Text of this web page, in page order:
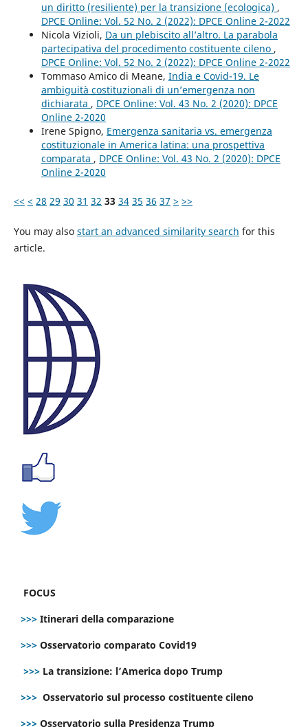
un diritto (resiliente) per la transizione (ecologica) ,
DPCE Online: Vol. 52 No. 2 (2022): DPCE Online 2-2022
Nicola Vizioli, Da un plebiscito all’altro. La parabola
partecipativa del procedimento costituente cileno ,
DPCE Online: Vol. 52 No. 2 (2022): DPCE Online 2-2022
Tommaso Amico di Meane, India e Covid-19. Le
ambiguità costituzionali di un’emergenza non
dichiarata , DPCE Online: Vol. 43 No. 2 (2020): DPCE
Online 2-2020
Irene Spigno, Emergenza sanitaria vs. emergenza
costituzionale in America latina: una prospettiva
comparata , DPCE Online: Vol. 43 No. 2 (2020): DPCE
Online 2-2020
<< < 28 29 30 31 32 33 34 35 36 37 > >>
You may also start an advanced similarity search for this
article.
FOCUS
>>> Itinerari della comparazione
>>> Osservatorio comparato Covid19
>>> La transizione: l’America dopo Trump
>>> Osservatorio sul processo costituente cileno
>>> Osservatorio sulla Presidenza Trump